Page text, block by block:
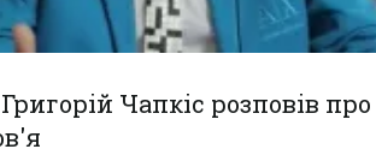
Чапкіс розповів